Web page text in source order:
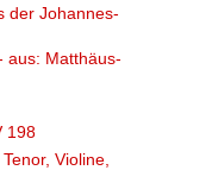
der Johannes-
aus: Matthäus-
198
Violine,